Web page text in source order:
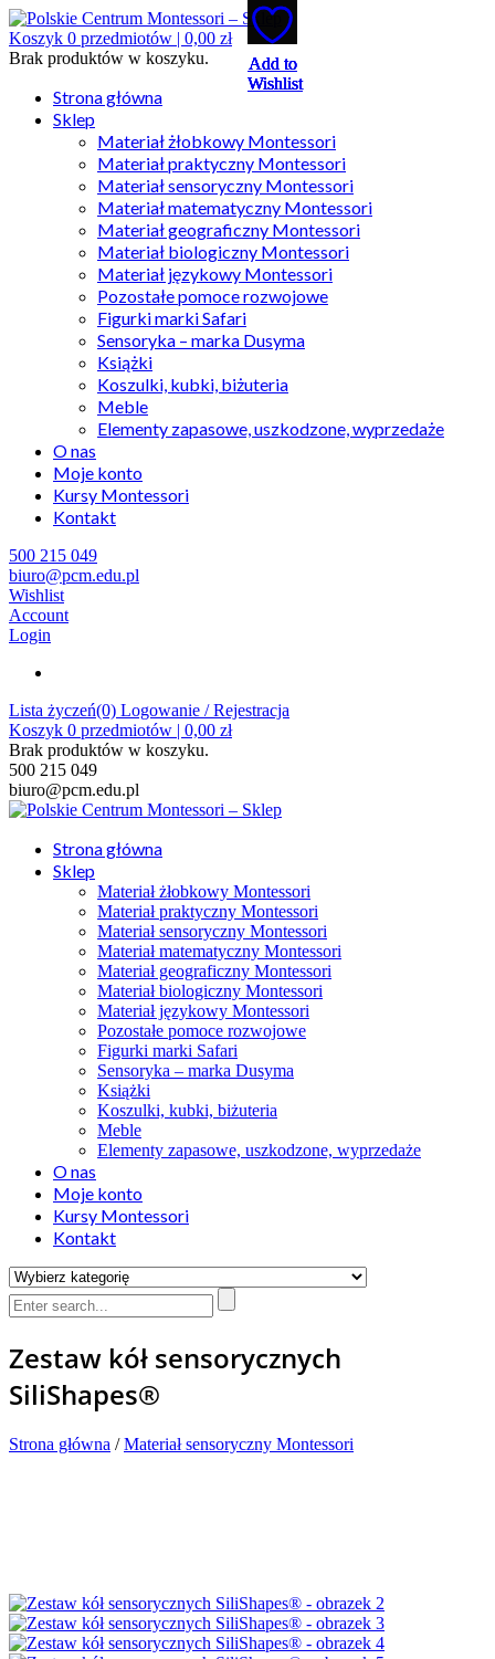
Koszyk 0 przedmiotów | 0,00 zł
Brak produktów w koszyku.
Strona główna
Sklep
Materiał żłobkowy Montessori
Materiał praktyczny Montessori
Materiał sensoryczny Montessori
Materiał matematyczny Montessori
Materiał geograficzny Montessori
Materiał biologiczny Montessori
Materiał językowy Montessori
Pozostałe pomoce rozwojowe
Figurki marki Safari
Sensoryka – marka Dusyma
Książki
Koszulki, kubki, biżuteria
Meble
Elementy zapasowe, uszkodzone, wyprzedaże
O nas
Moje konto
Kursy Montessori
Kontakt
500 215 049
biuro@pcm.edu.pl
Wishlist
Account
Login
Lista życzeń(0) Logowanie / Rejestracja
Koszyk 0 przedmiotów | 0,00 zł
Brak produktów w koszyku.
500 215 049
biuro@pcm.edu.pl
Strona główna
Sklep
Materiał żłobkowy Montessori
Materiał praktyczny Montessori
Materiał sensoryczny Montessori
Materiał matematyczny Montessori
Materiał geograficzny Montessori
Materiał biologiczny Montessori
Materiał językowy Montessori
Pozostałe pomoce rozwojowe
Figurki marki Safari
Sensoryka – marka Dusyma
Książki
Koszulki, kubki, biżuteria
Meble
Elementy zapasowe, uszkodzone, wyprzedaże
O nas
Moje konto
Kursy Montessori
Kontakt
Zestaw kół sensorycznych
SiliShapes®
Strona główna /Materiał sensoryczny Montessori
Add to
Wishlist
Add to
Wishlist
Add to
Wishlist
Add to
Wishlist
Add to
Wishlist